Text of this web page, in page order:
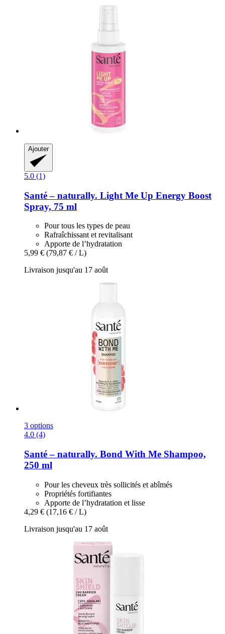
Ajouter
5.0 (1)
Santé – naturally. Light Me Up Energy Boost
Spray, 75 ml
Pour tous les types de peau
Rafraîchissant et revitalisant
Apporte de l’hydratation
5,99 € (79,87 € / L)
Livraison jusqu'au 17 août
3 options
4.0 (4)
Santé – naturally. Bond With Me Shampoo,
250 ml
Pour les cheveux très sollicités et abîmés
Propriétés fortifiantes
Apporte de l’hydratation et lisse
4,29 € (17,16 € / L)
Livraison jusqu'au 17 août